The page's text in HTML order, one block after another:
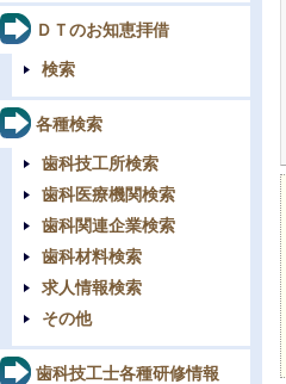
ＤＴのお知恵拝借
検索
各種検索
歯科技工所検索
歯科医療機関検索
歯科関連企業検索
歯科材料検索
求人情報検索
その他
歯科技工士各種研修情報